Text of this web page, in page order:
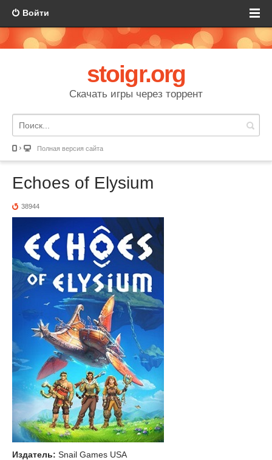
Войти
stoigr.org
Скачать игры через торрент
Полная версия сайта
Echoes of Elysium
38944
Издатель: Snail Games USA